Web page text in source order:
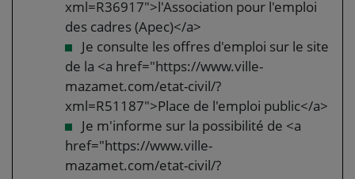
xml=R36917">l'Association pour l'emploi
des cadres (Apec)</a>
Je consulte les offres d'emploi sur le site
de la <a href="https://www.ville-
mazamet.com/etat-civil/?
xml=R51187">Place de l'emploi public</a>
Je m'informe sur la possibilité de <a
href="https://www.ville-
mazamet.com/etat-civil/?